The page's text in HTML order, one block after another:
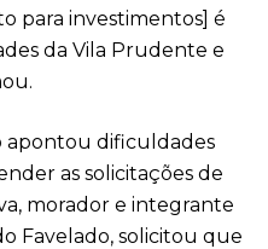
para investimentos] é
da Vila Prudente e
apontou dificuldades
as solicitações de
morador e integrante
Favelado, solicitou que